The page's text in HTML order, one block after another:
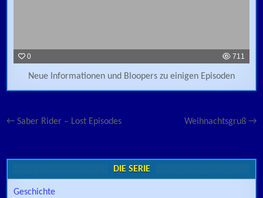
0 711
Neue Informationen und Bloopers zu einigen Episoden
Beitragsnavigation Weihnachtsgruß →
← Saber Rider – Lost Episodes
DIE SERIE
Geschichte